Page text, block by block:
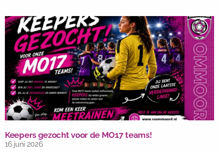
Keepers gezocht voor de MO17 teams!
16 juni 2026